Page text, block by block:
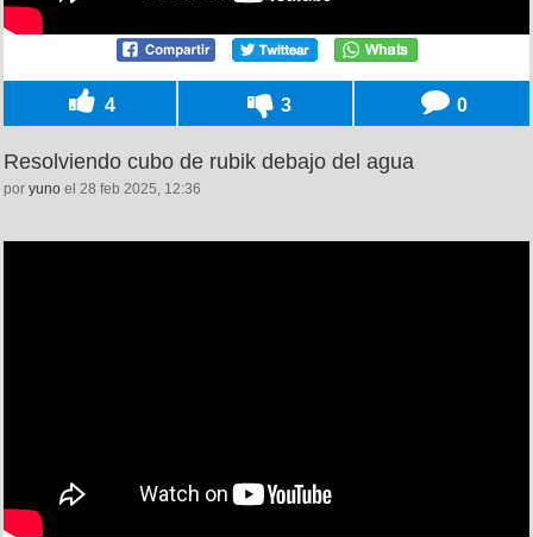
4 3 0
Resolviendo cubo de rubik debajo del agua
por yuno el 28 feb 2025, 12:36